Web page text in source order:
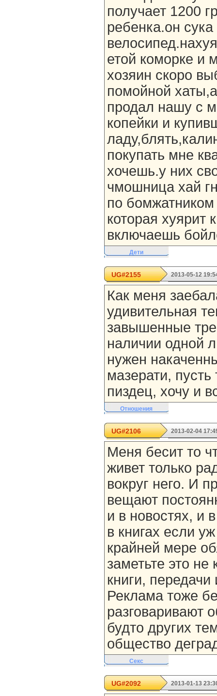
получает 1200
ребенка.он
етой коморке и
хозяин скоро
помойной
продал нашу с
копейки и
покупать мне
хочешь.у них
чмошница хай
по
которая хуярит
включаешь
Дети
UG#2155 2013-05-12
Как меня
удивительная
завышенные
наличии одной
нужен
мазерати,
пиздец, хочу и
Отношения
UG#2106 2013-02-04
Меня бесит то
живет только
вокруг него. И
вещают
и в новостях, и
в книгах если
крайней мере
заметьте это не
книги,
Реклама тоже
разговаривают
будто других
общество
Секс
UG#2092 2013-01-13